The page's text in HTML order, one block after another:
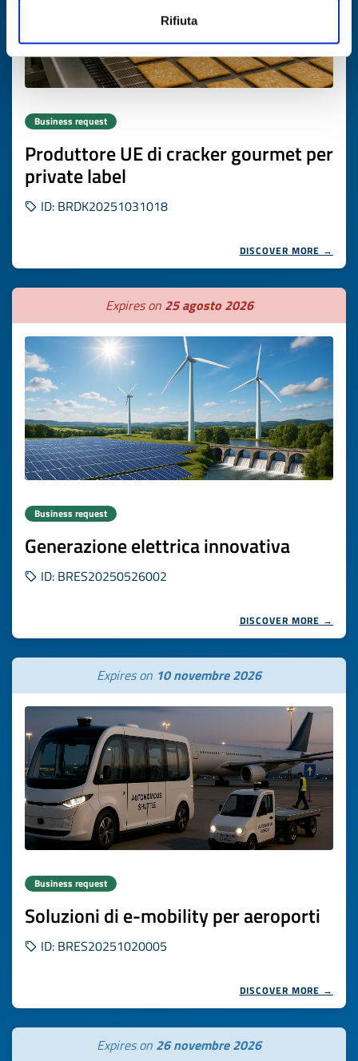
Rifiuta
Business request
Produttore UE di cracker gourmet per
private label
ID: BRDK20251031018
DISCOVER MORE →
Expires on 25 agosto 2026
Business request
Generazione elettrica innovativa
ID: BRES20250526002
DISCOVER MORE →
Expires on 10 novembre 2026
Business request
Soluzioni di e-mobility per aeroporti
ID: BRES20251020005
DISCOVER MORE →
Expires on 26 novembre 2026